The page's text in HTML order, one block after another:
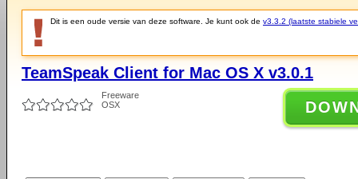
Dit is een oude versie van deze software. Je kunt ook de v3.3.2 (laatste stabiele
TeamSpeak Client for Mac OS X v3.0.1
Freeware
OSX